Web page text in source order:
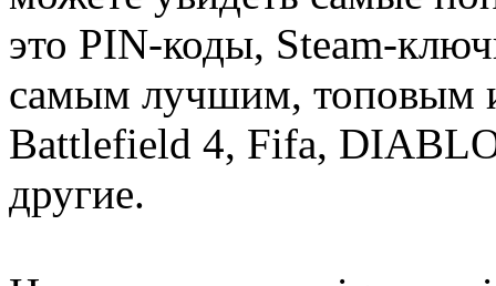
это PIN-коды, Steam-
самым лучшим, топовым
Battlefield 4, Fifa,
другие.